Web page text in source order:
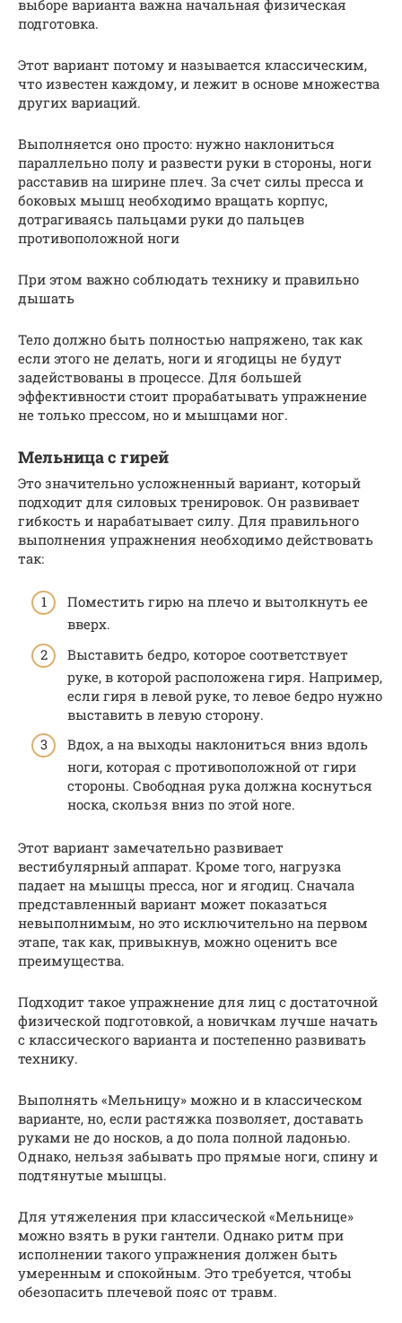
выборе варианта важна начальная физическая
подготовка.
Этот вариант потому и называется классическим,
что известен каждому, и лежит в основе множества
других вариаций.
Выполняется оно просто: нужно наклониться
параллельно полу и развести руки в стороны, ноги
расставив на ширине плеч. За счет силы пресса и
боковых мышц необходимо вращать корпус,
дотрагиваясь пальцами руки до пальцев
противоположной ноги
При этом важно соблюдать технику и правильно
дышать
Тело должно быть полностью напряжено, так как
если этого не делать, ноги и ягодицы не будут
задействованы в процессе. Для большей
эффективности стоит прорабатывать упражнение
не только прессом, но и мышцами ног.
Мельница с гирей
Это значительно усложненный вариант, который
подходит для силовых тренировок. Он развивает
гибкость и нарабатывает силу. Для правильного
выполнения упражнения необходимо действовать
так:
Поместить гирю на плечо и вытолкнуть ее
вверх.
Выставить бедро, которое соответствует
руке, в которой расположена гиря. Например,
если гиря в левой руке, то левое бедро нужно
выставить в левую сторону.
Вдох, а на выходы наклониться вниз вдоль
ноги, которая с противоположной от гири
стороны. Свободная рука должна коснуться
носка, скользя вниз по этой ноге.
Этот вариант замечательно развивает
вестибулярный аппарат. Кроме того, нагрузка
падает на мышцы пресса, ног и ягодиц. Сначала
представленный вариант может показаться
невыполнимым, но это исключительно на первом
этапе, так как, привыкнув, можно оценить все
преимущества.
Подходит такое упражнение для лиц с достаточной
физической подготовкой, а новичкам лучше начать
с классического варианта и постепенно развивать
технику.
Выполнять «Мельницу» можно и в классическом
варианте, но, если растяжка позволяет, доставать
руками не до носков, а до пола полной ладонью.
Однако, нельзя забывать про прямые ноги, спину и
подтянутые мышцы.
Для утяжеления при классической «Мельнице»
можно взять в руки гантели. Однако ритм при
исполнении такого упражнения должен быть
умеренным и спокойным. Это требуется, чтобы
обезопасить плечевой пояс от травм.